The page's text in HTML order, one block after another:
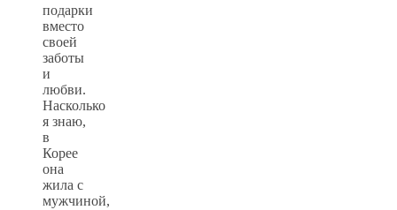
подарки
вместо
своей
заботы
и
любви.
Насколько
я знаю,
в
Корее
она
жила с
мужчиной,